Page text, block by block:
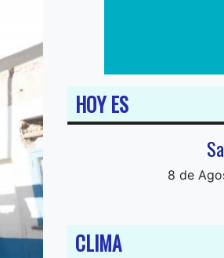
HOY ES
8 de
CLIMA